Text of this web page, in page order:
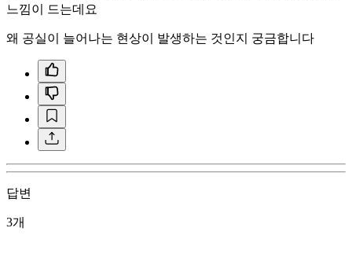
느낌이 드는데요
왜 공실이 늘어나는 현상이 발생하는 것인지 궁금합니다
답변
3개